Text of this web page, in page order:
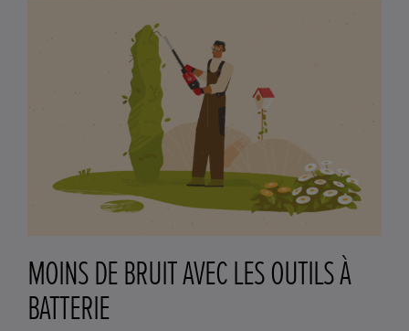
MOINS DE BRUIT AVEC LES OUTILS À
BATTERIE